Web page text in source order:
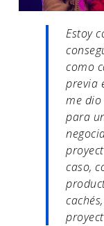
Estoy
como
previa
me
para
caso,